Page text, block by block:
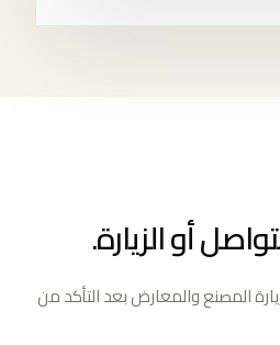
أو الزيارة.
المصنع والمعارض بعد التأكد من